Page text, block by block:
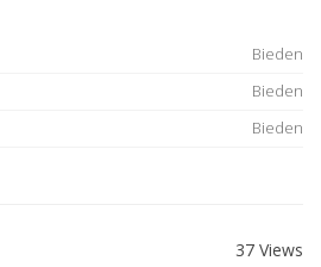
Bieden
Bieden
Bieden
37 Views